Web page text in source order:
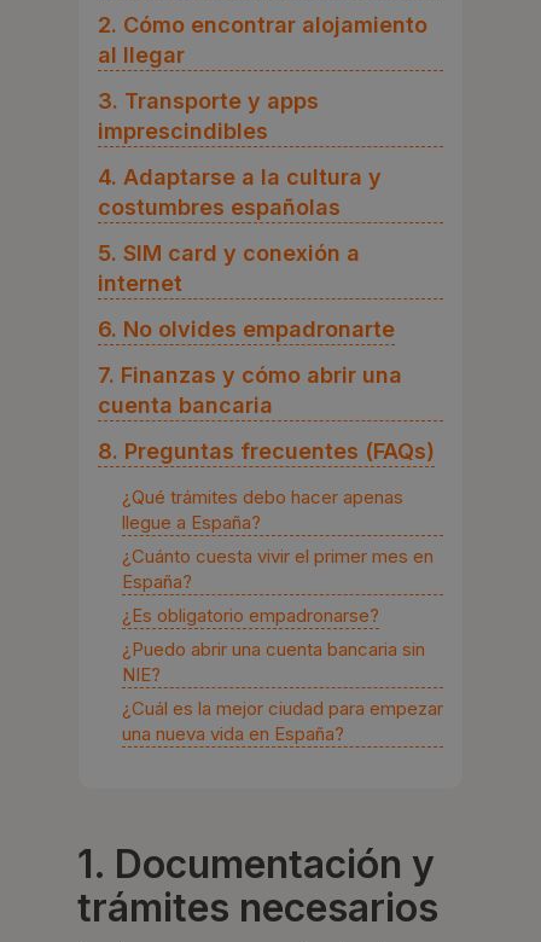
2. Cómo encontrar alojamiento
al llegar
3. Transporte y apps
imprescindibles
4. Adaptarse a la cultura y
costumbres españolas
5. SIM card y conexión a
internet
6. No olvides empadronarte
7. Finanzas y cómo abrir una
cuenta bancaria
8. Preguntas frecuentes (FAQs)
¿Qué trámites debo hacer apenas
llegue a España?
¿Cuánto cuesta vivir el primer mes en
España?
¿Es obligatorio empadronarse?
¿Puedo abrir una cuenta bancaria sin
NIE?
¿Cuál es la mejor ciudad para empezar
una nueva vida en España?
1. Documentación y
trámites necesarios